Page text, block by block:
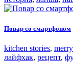
Повар со смартфоном
kitchen stories,
лайфхак, рецепт,